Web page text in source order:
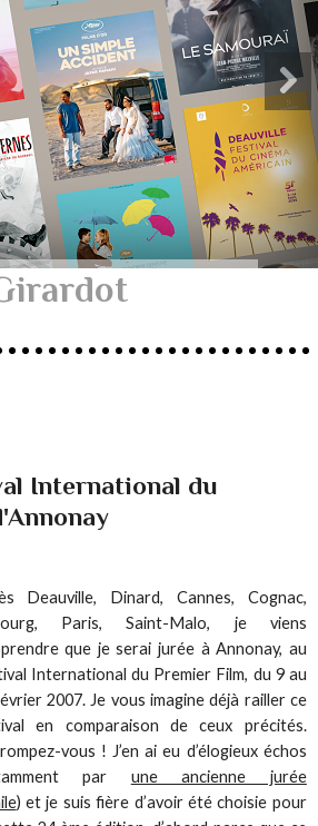
International du
Deauville, Dinard, Cannes, Cognac,
Paris, Saint-Malo, je viens
que je serai jurée à Annonay, au
International du Premier Film, du 9 au
2007. Je vous imagine déjà railler ce
en comparaison de ceux précités.
vous ! J’en ai eu d’élogieux échos
par une ancienne jurée
) et je suis fière d’avoir été choisie pour